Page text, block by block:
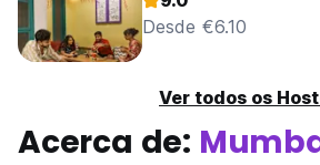
Desde €6.10
Ver todos os
Acerca de: